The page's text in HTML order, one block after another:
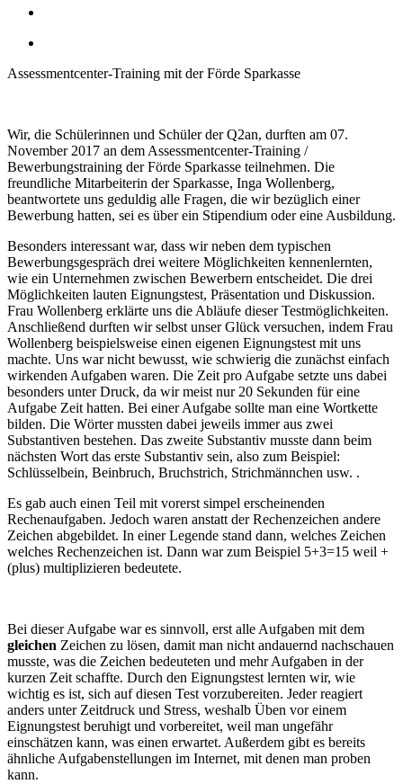
Assessmentcenter-Training mit der Förde Sparkasse
Wir, die Schülerinnen und Schüler der Q2an, durften am 07.
November 2017 an dem Assessmentcenter-Training /
Bewerbungstraining der Förde Sparkasse teilnehmen. Die
freundliche Mitarbeiterin der Sparkasse, Inga Wollenberg,
beantwortete uns geduldig alle Fragen, die wir bezüglich einer
Bewerbung hatten, sei es über ein Stipendium oder eine Ausbildung.
Besonders interessant war, dass wir neben dem typischen
Bewerbungsgespräch drei weitere Möglichkeiten kennenlernten,
wie ein Unternehmen zwischen Bewerbern entscheidet. Die drei
Möglichkeiten lauten Eignungstest, Präsentation und Diskussion.
Frau Wollenberg erklärte uns die Abläufe dieser Testmöglichkeiten.
Anschließend durften wir selbst unser Glück versuchen, indem Frau
Wollenberg beispielsweise einen eigenen Eignungstest mit uns
machte. Uns war nicht bewusst, wie schwierig die zunächst einfach
wirkenden Aufgaben waren. Die Zeit pro Aufgabe setzte uns dabei
besonders unter Druck, da wir meist nur 20 Sekunden für eine
Aufgabe Zeit hatten. Bei einer Aufgabe sollte man eine Wortkette
bilden. Die Wörter mussten dabei jeweils immer aus zwei
Substantiven bestehen. Das zweite Substantiv musste dann beim
nächsten Wort das erste Substantiv sein, also zum Beispiel:
Schlüsselbein, Beinbruch, Bruchstrich, Strichmännchen usw. .
Es gab auch einen Teil mit vorerst simpel erscheinenden
Rechenaufgaben. Jedoch waren anstatt der Rechenzeichen andere
Zeichen abgebildet. In einer Legende stand dann, welches Zeichen
welches Rechenzeichen ist. Dann war zum Beispiel 5+3=15 weil +
(plus) multiplizieren bedeutete.
Bei dieser Aufgabe war es sinnvoll, erst alle Aufgaben mit dem
gleichen Zeichen zu lösen, damit man nicht andauernd nachschauen
musste, was die Zeichen bedeuteten und mehr Aufgaben in der
kurzen Zeit schaffte. Durch den Eignungstest lernten wir, wie
wichtig es ist, sich auf diesen Test vorzubereiten. Jeder reagiert
anders unter Zeitdruck und Stress, weshalb Üben vor einem
Eignungstest beruhigt und vorbereitet, weil man ungefähr
einschätzen kann, was einen erwartet. Außerdem gibt es bereits
ähnliche Aufgabenstellungen im Internet, mit denen man proben
kann.